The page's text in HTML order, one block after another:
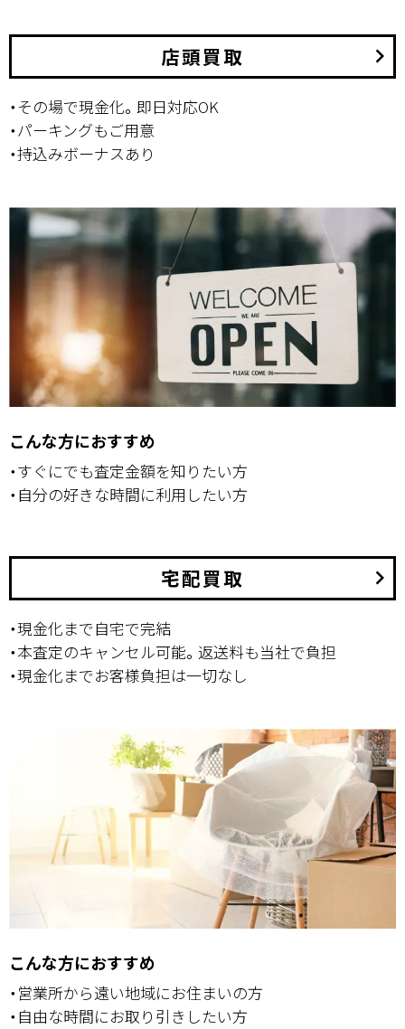
店頭買取 keyboard_arrow_right
・その場で現金化。即日対応OK
・パーキングもご用意
・持込みボーナスあり
こんな方におすすめ
・すぐにでも査定金額を知りたい方
・自分の好きな時間に利用したい方
宅配買取 keyboard_arrow_right
・現金化まで自宅で完結
・本査定のキャンセル可能。返送料も当社で負担
・現金化までお客様負担は一切なし
こんな方におすすめ
・営業所から遠い地域にお住まいの方
・自由な時間にお取り引きしたい方